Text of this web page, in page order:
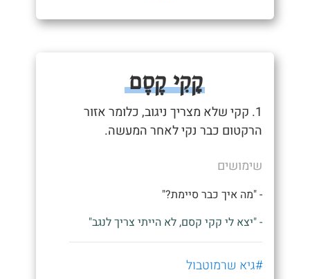
קָקִי קֶסֶם
1. קקי שלא מצריך ניגוב, כלומר אזור
הרקטום כבר נקי לאחר המעשה.
שימושים
- "מה איך כבר סיימת?"
- "יצא לי קקי קסם, לא הייתי צריך לנגב"
#גיא שרמוטבול